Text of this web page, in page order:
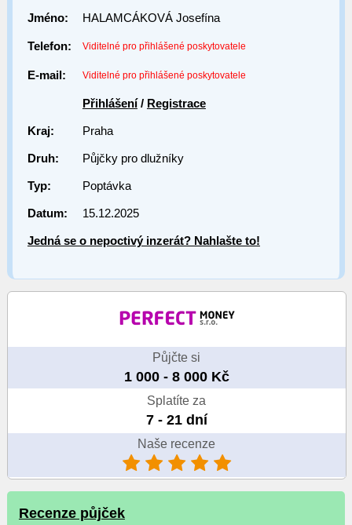
Jméno: HALAMCÁKOVÁ Josefína
Telefon: Viditelné pro přihlášené poskytovatele
E-mail: Viditelné pro přihlášené poskytovatele
Přihlášení/ Registrace
Kraj: Praha
Druh: Půjčky pro dlužníky
Typ: Poptávka
Datum: 15.12.2025
Jedná se o nepoctivý inzerát? Nahlašte to!
Půjčte si
1 000 - 8 000 Kč
Splatíte za
7 - 21 dní
Naše recenze
Recenze půjček